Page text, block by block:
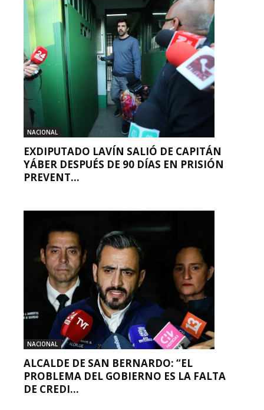
NACIONAL
EXDIPUTADO LAVÍN SALIÓ DE CAPITÁN
YÁBER DESPUÉS DE 90 DÍAS EN PRISIÓN
PREVENT...
NACIONAL
ALCALDE DE SAN BERNARDO: “EL
PROBLEMA DEL GOBIERNO ES LA FALTA
DE CREDI...